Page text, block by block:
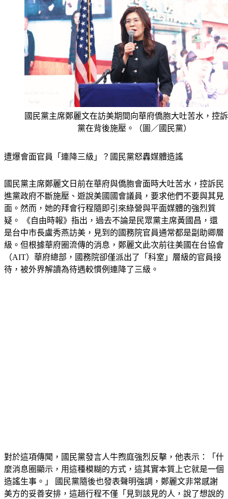
國民黨主席鄭麗文在訪美期間向華府僑胞大吐苦水，控
黨在背後施壓。（圖／國民黨）
遭爆會面官員「連降三級」？國民黨怒轟媒體造謠
國民黨主席鄭麗文日前在華府與僑胞會面時大吐苦水，控訴民
進黨政府不斷施壓、遊說美國國會議員，要求他們不要與其見
面。然而，她的拜會行程隨即引來綠營與平面媒體的強烈質
疑。 《自由時報》指出，過去不論是民眾黨主席黃國昌，還
是台中市長盧秀燕訪美，見到的國務院官員通常都是副助卿層
級。但根據華府圈流傳的消息，鄭麗文此次前往美國在台協會
（AIT）華府總部，國務院卻僅派出了「科室」層級的官員接
待，被外界解讀為待遇較慣例連降了三級。
對於這項傳聞，國民黨發言人牛煦庭強烈反擊，他表示：「什
麼消息圈顯示，用這種模糊的方式，這其實本質上它就是一個
造謠生事。」 國民黨隨後也發表聲明強調，鄭麗文非常感謝
美方的妥善安排，這趟行程不僅「見到該見的人，說了想說的